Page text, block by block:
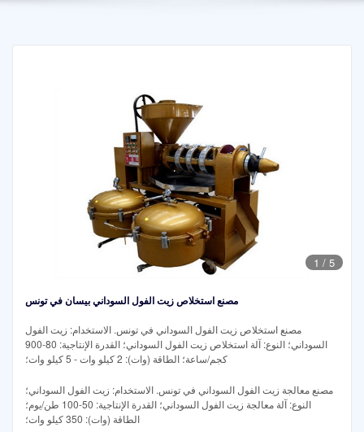
1 / 5
مصنع استخلاص زيت الفول السوداني بيسان في تونس
مصنع استخلاص زيت الفول السوداني في تونس. الاستخدام: زيت الفول
السوداني؛ النوع: آلة استخلاص زيت الفول السوداني؛ القدرة الإنتاجية: 80-900
كجم/ساعة؛ الطاقة (وات): 2 كيلو وات - 5 كيلو وات؛
مصنع معالجة زيت الفول السوداني في تونس. الاستخدام: زيت الفول السوداني؛
النوع: آلة معالجة زيت الفول السوداني؛ القدرة الإنتاجية: 50-100 طن/يوم؛
الطاقة (وات): 350 كيلو وات؛